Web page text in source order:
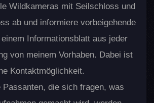
Wildkameras mit Seilschloss und
ab und informiere vorbeigehende
Informationsblatt aus jeder
von meinem Vorhaben. Dabei ist
Kontaktmöglichkeit.
Passanten, die sich fragen, was